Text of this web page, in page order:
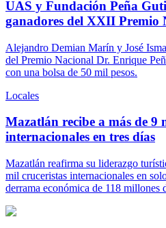
UAS y Fundación Peña
ganadores del XXII Premio
Alejandro Demian Marín y José
del Premio Nacional Dr. Enrique
con una bolsa de 50 mil pesos.
Locales
Mazatlán recibe a más de 9
internacionales en tres días
Mazatlán reafirma su liderazgo
mil cruceristas internacionales en
derrama económica de 118 millones